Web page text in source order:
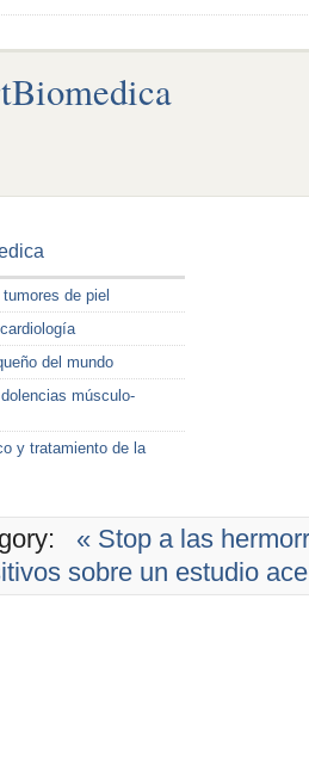
de piel
del mundo
músculo-
y tratamiento de la
« Stop a las
sobre un estudio